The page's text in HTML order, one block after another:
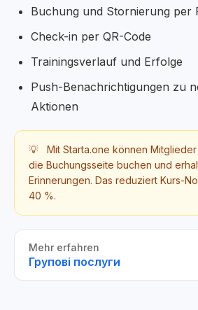
Buchung und Stornierung per
Check-in per QR-Code
Trainingsverlauf und Erfolge
Push-Benachrichtigungen zu
Aktionen
💡
Mit Starta.one können
die Buchungsseite buchen und
Erinnerungen. Das reduziert Kurs-
40 %.
Mehr erfahren
Групові послуги